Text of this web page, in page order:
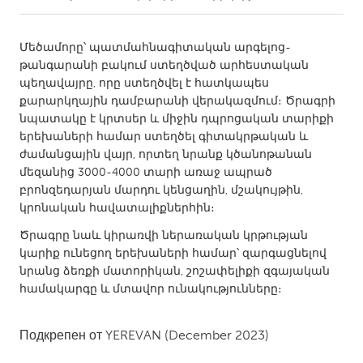
Amherstburg
Kingston
Kitchener-Waterloo
New Glasgow
Newmarket
Ottawa
South Shore
Toronto
MALAYSIA
Kuala Lumpur
NETHERLANDS
Leiden
Rotterdam
Մեծամորը՝ պատմահնագիտական արգելոց-
թանգարանի բակում ստեղծված արհեստական
պեղավայրը, որը ստեղծվել է հատկապես
քարարկղային դամբարանի վերակազմում։ Ծրագրի
նպատակը է կրտսեր և միջին դպրոցական տարիքի
երեխաների համար ստեղծել գիտակրթական և
ժամանցային վայր, որտեղ նրանք կծանոթանան
մեզանից 3000-4000 տարի առաջ ապրած
բրոնզեդարյան մարդու կենցաղին, մշակույթին,
կրոնական հավատալիքներհին։
Ծրագրը նաև կիրառվի ներառական կրթության
կարիք ունեցող երեխաների համար՝ զարգացնելով
նրանց ձեռքի մատորիկան, շոշափելիքի զգայական
համակարգը և մտավոր ունակությունները։
Подкрепен от YEREVAN (December 2023)